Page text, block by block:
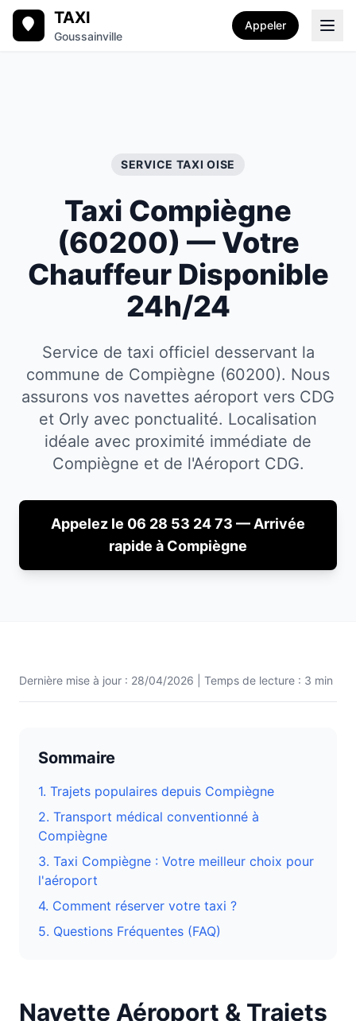
TAXI
Goussainville
Appeler
SERVICE TAXIOISE
Taxi Compiègne
(60200) — Votre
Chauffeur Disponible
24h/24
Service de taxi officiel desservant la
commune de Compiègne (60200). Nous
assurons vos navettes aéroport vers CDG
et Orly avec ponctualité. Localisation
idéale avec proximité immédiate de
Compiègne et de l'Aéroport CDG.
Appelez le 06 28 53 24 73 — Arrivée
rapide à Compiègne
Dernière mise à jour : 28/04/2026 | Temps de lecture : 3 min
Sommaire
1. Trajets populaires depuis Compiègne
2. Transport médical conventionné à
Compiègne
3. Taxi Compiègne : Votre meilleur choix pour
l'aéroport
4. Comment réserver votre taxi ?
5. Questions Fréquentes (FAQ)
Navette Aéroport & Trajets